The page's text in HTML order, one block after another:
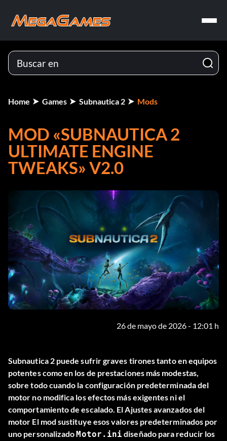
Home Games Subnautica 2 Mods
MOD «SUBNAUTICA 2
ULTIMATE ENGINE
TWEAKS» V2.0
26 de mayo de 2026 - 12:01 h
Subnautica 2 puede sufrir graves tirones tanto en equipos
potentes como en los de prestaciones más modestas,
sobre todo cuando la configuración predeterminada del
motor no modifica los efectos más exigentes ni el
comportamiento de escalado. ElAjustes avanzados del
motor El mod sustituye esos valores predeterminados por
uno personalizadoMotor.inidiseñado para reducir los